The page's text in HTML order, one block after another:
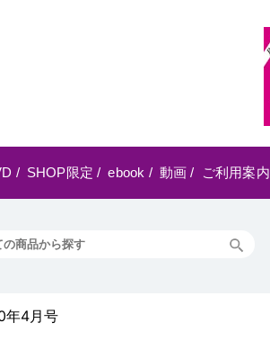
/ SHOP限定 / ebook / 動画 / ご利用案内
年4月号